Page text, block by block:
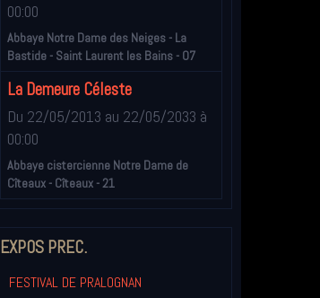
00:00
Abbaye Notre Dame des Neiges - La
Bastide - Saint Laurent les Bains - 07
La Demeure Céleste
Du 22/05/2013 au 22/05/2033 à
00:00
Abbaye cistercienne Notre Dame de
Cîteaux - Cîteaux - 21
EXPOS PREC.
FESTIVAL DE PRALOGNAN